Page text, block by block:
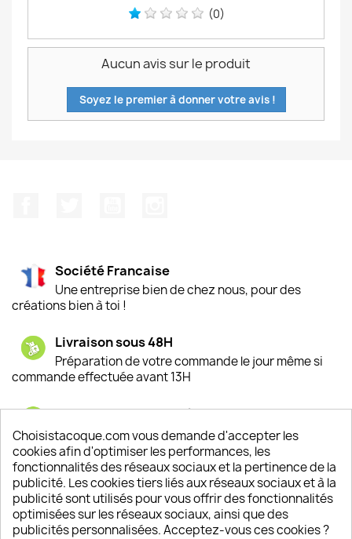
(0)
Aucun avis sur le produit
Soyez le premier à donner votre avis !
Société Francaise
Une entreprise bien de chez nous, pour des
créations bien à toi !
Livraison sous 48H
Préparation de votre commande le jour même si
commande effectuée avant 13H
Satisfaction de nos clients
Depuis 2009, entre 92% et 94% de nos clients
sont satisfaits de nos produits
Un SAV à votre écoute
Notre SAV est disponible 6/7J de 10h à 18H
Choisistacoque.com vous demande d'accepter les
cookies afin d'optimiser les performances, les
fonctionnalités des réseaux sociaux et la pertinence de la
publicité. Les cookies tiers liés aux réseaux sociaux et à la
publicité sont utilisés pour vous offrir des fonctionnalités
optimisées sur les réseaux sociaux, ainsi que des
publicités personnalisées. Acceptez-vous ces cookies ?